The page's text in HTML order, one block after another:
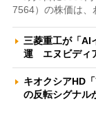
7564）の株価は
三菱重工が「AI
運 エヌビディ
キオクシアHD
の反転シグナ